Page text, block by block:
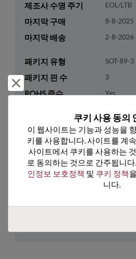
제조사 수명 주기 EOL/LTB
마지막 구매 8-8-2025
마지막 배송 2-8-2026
패키지 유형 SOT-89-3
패키지 핀 수 3
ROHS 준수 Yes
패키지 유형 Tape &
패키지 수량 500
기술 카테고리 Analog &
RF-
미국 HTS 코드
거부 및 닫기
쿠키 사용 동의
이 웹사이트는 기능과 성능을
키를 사용합니다. 사이트를 계
사이트에서 쿠키를 사용하는
로 동의하는 것으로 간주됩니
인정보 보호정책 및 쿠키 정책
니다.